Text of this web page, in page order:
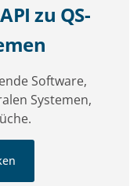
zu QS-
Software,
Systemen,